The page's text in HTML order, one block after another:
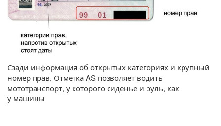
Сзади информация об открытых категориях и крупный
номер прав. Отметка AS позволяет водить
мототранспорт, у которого сиденье и руль, как
у машины